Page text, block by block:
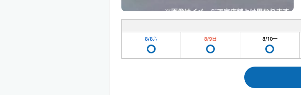
8/8六 8/9日 8/10一